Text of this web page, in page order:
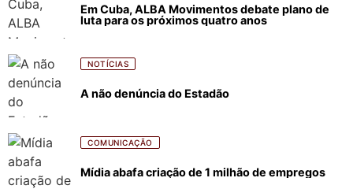
Em Cuba, ALBA Movimentos debate plano de
luta para os próximos quatro anos
NOTÍCIAS
A não denúncia do Estadão
COMUNICAÇÃO
Mídia abafa criação de 1 milhão de empregos